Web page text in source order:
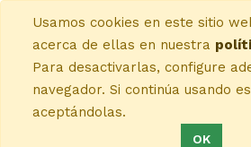
Usamos cookies en este sitio
acerca de ellas en nuestra
Para desactivarlas, configure
navegador. Si continúa usando
aceptándolas.
OK